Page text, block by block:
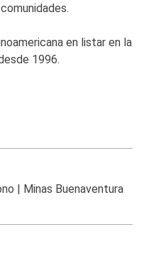
en listar en la
1996.
| Minas Buenaventura